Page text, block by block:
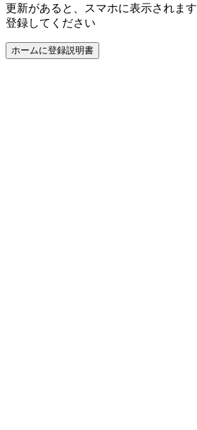
更新があると、スマホに表示されます
登録してください
ホームに登録説明書